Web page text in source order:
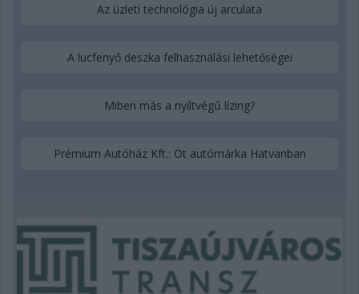
Az üzleti technológia új arculata
A lucfenyő deszka felhasználási lehetőségei
Miben más a nyíltvégű lízing?
Prémium Autóház Kft.: Öt autómárka Hatvanban